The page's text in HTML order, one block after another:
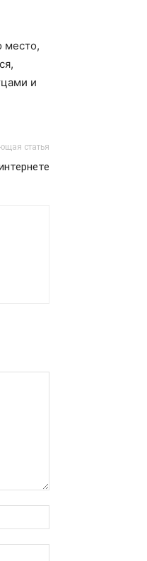
место,
и
статья